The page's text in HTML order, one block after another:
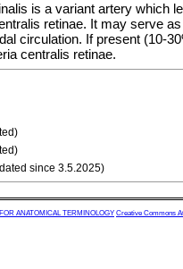
is a variant artery which
retinae. It may serve
circulation. If present (10-
centralis retinae.
since 3.5.2025)
ANATOMICAL TERMINOLOGY Creative Commons